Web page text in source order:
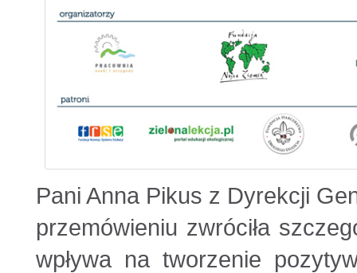
Pani Anna Pikus z Dyrekcji
przemówieniu zwróciła
wpływa na tworzenie